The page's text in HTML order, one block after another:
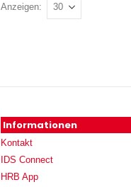
Anzeigen
Informationen
Kontakt
IDS Connect
HRB App